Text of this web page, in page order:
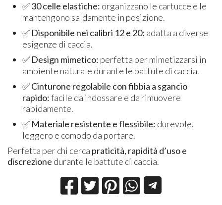
✅30 celle elastiche: organizzano le cartucce e le
mantengono saldamente in posizione.
✅ Disponibile nei calibri 12 e 20: adatta a diverse
esigenze di caccia.
✅ Design mimetico: perfetta per mimetizzarsi in
ambiente naturale durante le battute di caccia.
✅Cinturone regolabile con fibbia a sgancio
rapido:facile da indossare e da rimuovere
rapidamente.
✅ Materiale resistente e flessibile: durevole,
leggero e comodo da portare.
Perfetta per chi cerca praticità, rapidità d’uso e
discrezione durante le battute di caccia.